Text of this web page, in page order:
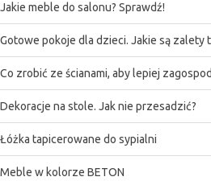
Jakie meble do salonu? Sprawdź!
Gotowe pokoje dla dzieci. Jakie są zalety
Co zrobić ze ścianami, aby lepiej
Dekoracje na stole. Jak nie przesadzić?
Łóżka tapicerowane do sypialni
Meble w kolorze BETON